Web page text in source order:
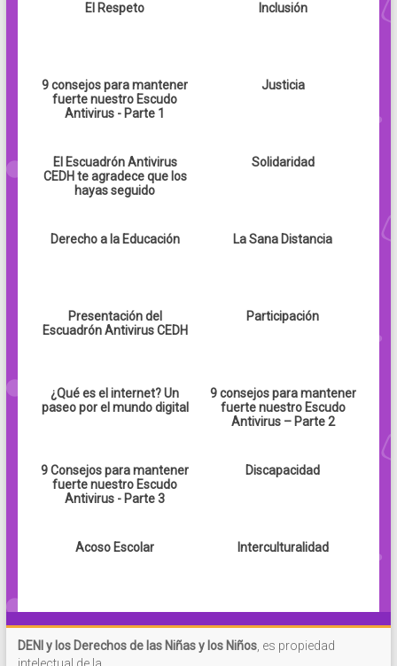
El Respeto Inclusión
9 consejos para mantener
fuerte nuestro Escudo
Antivirus - Parte 1
Justicia
El Escuadrón Antivirus
CEDH te agradece que los
hayas seguido
Solidaridad
Derecho a la Educación La Sana Distancia
Presentación del
Escuadrón Antivirus CEDH
Participación
¿Qué es el internet? Un
paseo por el mundo digital
9 consejos para mantener
fuerte nuestro Escudo
Antivirus – Parte 2
9 Consejos para mantener
fuerte nuestro Escudo
Antivirus - Parte 3
Discapacidad
Acoso Escolar Interculturalidad
DENI y los Derechos de las Niñas y los Niños, es propiedad